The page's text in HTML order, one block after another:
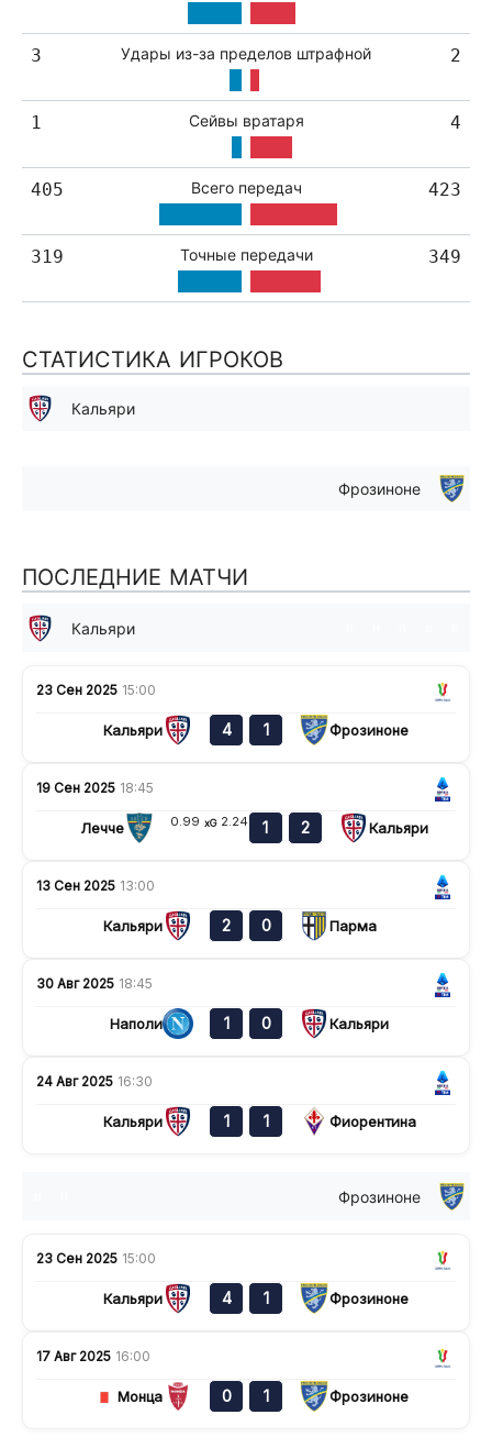
3 Удары из-за пределов штрафной 2
1 Сейвы вратаря 4
405 Всего передач 423
319 Точные передачи 349
СТАТИСТИКА ИГРОКОВ
Кальяри
Фрозиноне
ПОСЛЕДНИЕ МАТЧИ
Кальяри
23 Сен 2025 15:00
Кальяри 4 1 Фрозиноне
19 Сен 2025 18:45
Лечче 0.99 xG 2.24 1 2 Кальяри
13 Сен 2025 13:00
Кальяри 2 0 Парма
30 Авг 2025 18:45
Наполи 1 0 Кальяри
24 Авг 2025 16:30
Кальяри 1 1 Фиорентина
Фрозиноне
23 Сен 2025 15:00
Кальяри 4 1 Фрозиноне
17 Авг 2025 16:00
Монца 0 1 Фрозиноне